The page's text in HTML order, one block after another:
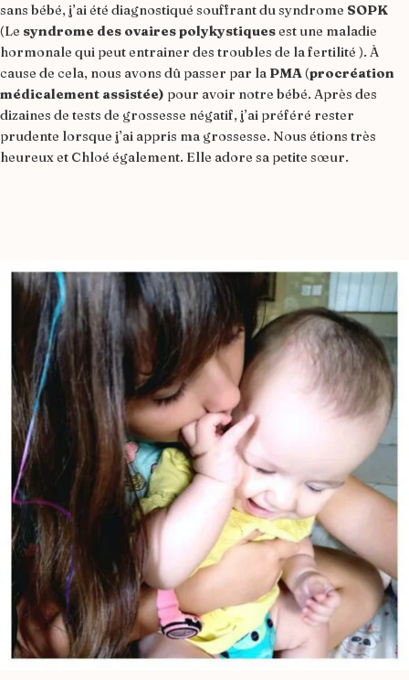
sans bébé, j’ai été diagnostiqué souffrant du syndrome SOPK
(Le syndrome des ovaires polykystiquesest une maladie
hormonale qui peut entrainer des troubles de la fertilité ). À
cause de cela, nous avons dû passer par la PMA(procréation
médicalement assistée) pour avoir notre bébé. Après des
dizaines de tests de grossesse négatif, j’ai préféré rester
prudente lorsque j’ai appris ma grossesse. Nous étions très
heureux et Chloé également. Elle adore sa petite sœur.